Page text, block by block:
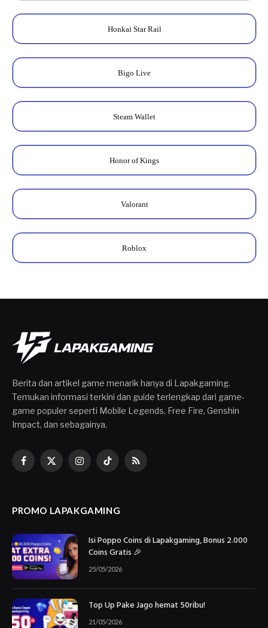
Honkai Star Rail
Bigo Live
Steam Wallet
Honor of Kings
Valorant
Roblox
Berita dan artikel game menarik hanya di Lapakgaming.
Temukan informasi terkini dan guide terlengkap dari game-
game populer seperti Mobile Legends, Free Fire, Genshin
Impact, dan sebagainya.
Facebook
X
InstagramTikTokRSS
PROMO LAPAKGAMING
Isi Poppo Coins di Lapakgaming, Bonus 2.000
Coins Gratis 🎉
25/05/2026
Top Up Pake Jago hemat 50ribu!
21/05/2026